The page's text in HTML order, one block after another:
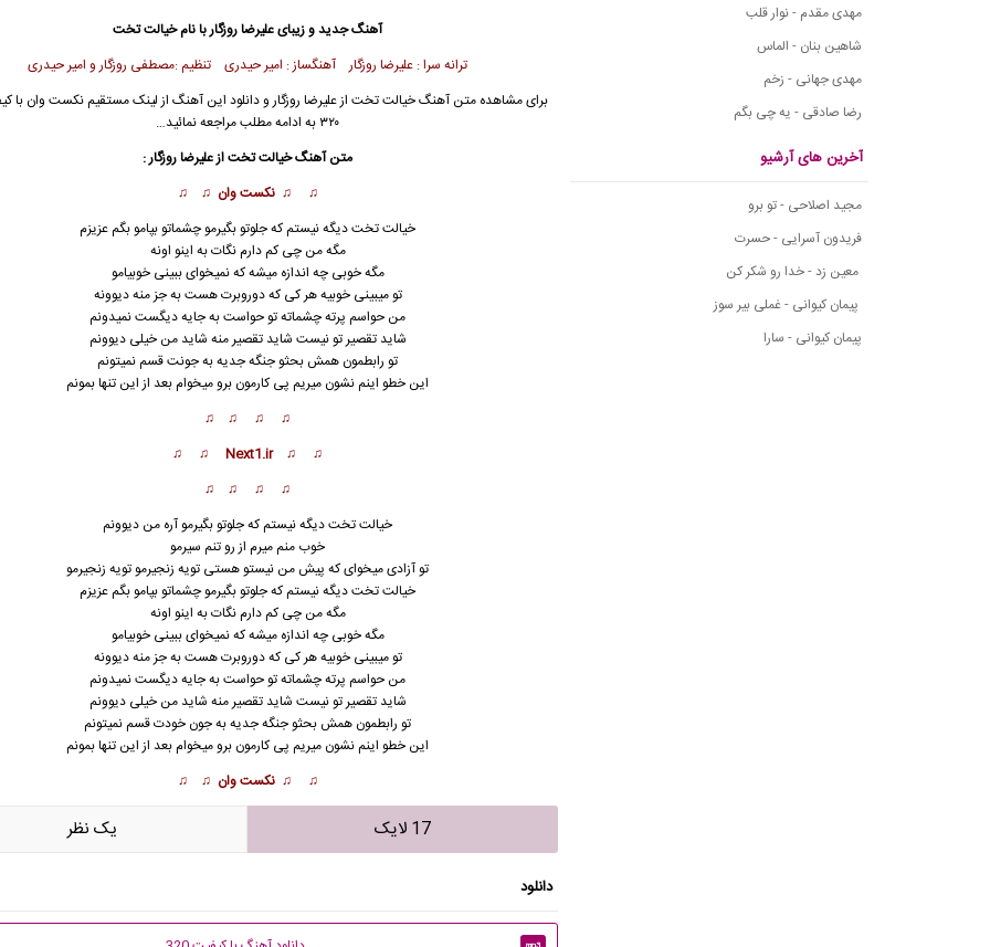
مهدی مقدم - نوار قلب
شاهین بنان - الماس
مهدی جهانی - زخم
رضا صادقی - یه چی بگم
آخرین های آرشیو
مجید اصلاحی - تو برو
فریدون آسرایی - حسرت
معین زد - خدا رو شکر کن
پیمان کیوانی - غملی بیر سوز
پیمان کیوانی - سارا
آهنگ جدید و زیبای علیرضا روزگار با نام خیالت تخت
ترانه سرا : علیرضا روزگار آهنگساز : امیر حیدری تنظیم :مصطفی روزگار و امیر حیدری
۳۲۰ به ادامه مطلب مراجعه نمائید…
متن آهنگ خیالت تخت از علیرضا روزگار :
♫ ♫ نکست وان ♫ ♫
خیالت تخت دیگه نیستم که جلوتو بگیرمو چشماتو بپامو بگم عزیزم
مگه من چی کم دارم نگات به اینو اونه
مگه خوبی چه اندازه میشه که نمیخوای ببینی خوبیامو
تو میبینی خوبیه هر کی که دوروبرت هست به جز منه دیوونه
من حواسم پرته چشماته تو حواست به جایه دیگست نمیدونم
شاید تقصیر تو نیست شاید تقصیر منه شاید من خیلی دیوونم
تو رابطمون همش بحثو جنگه جدیه به جونت قسم نمیتونم
این خطو اینم نشون میریم پی کارمون برو میخوام بعد از این تنها بمونم
♫ ♫ ♫ ♫
♫ ♫ Next1.ir ♫ ♫
♫ ♫ ♫ ♫
خیالت تخت دیگه نیستم که جلوتو بگیرمو آره من دیوونم
خوب منم میرم از رو تنم سیرمو
تو آزادی میخوای که پیش من نیستو هستی تویه زنجیرمو تویه زنجیرمو
خیالت تخت دیگه نیستم که جلوتو بگیرمو چشماتو بپامو بگم عزیزم
مگه من چی کم دارم نگات به اینو اونه
مگه خوبی چه اندازه میشه که نمیخوای ببینی خوبیامو
تو میبینی خوبیه هر کی که دوروبرت هست به جز منه دیوونه
من حواسم پرته چشماته تو حواست به جایه دیگست نمیدونم
شاید تقصیر تو نیست شاید تقصیر منه شاید من خیلی دیوونم
تو رابطمون همش بحثو جنگه جدیه به جون خودت قسم نمیتونم
این خطو اینم نشون میریم پی کارمون برو میخوام بعد از این تنها بمونم
♫ ♫ نکست وان ♫ ♫
17 لایک يک نظر
دانلود